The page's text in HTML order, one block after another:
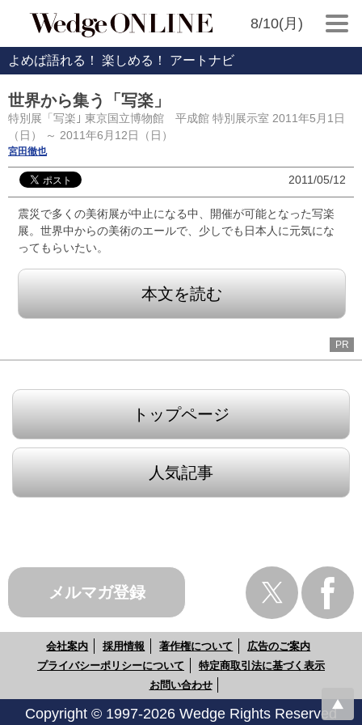
8/10(月)
よめば語れる！ 楽しめる！ アートナビ
世界から集う「写楽」
特別展「写楽｣ 東京国立博物館 平成館 特別展示室 2011年5月1日
（日） ～ 2011年6月12日（日）
宮田徹也
2011/05/12
震災で多くの美術展が中止になる中、開催が可能となった写楽
展。世界中からの美術のエールで、少しでも日本人に元気にな
ってもらいたい。
本文を読む
PR
トップページ
人気記事
メルマガ登録
会社案内 採用情報 著作権について
広告のご案内
プライバシーポリシーについて
特定商取引法に基づく表示
お問い合わせ
Copyright © 1997-2026 Wedge Rights Reserved